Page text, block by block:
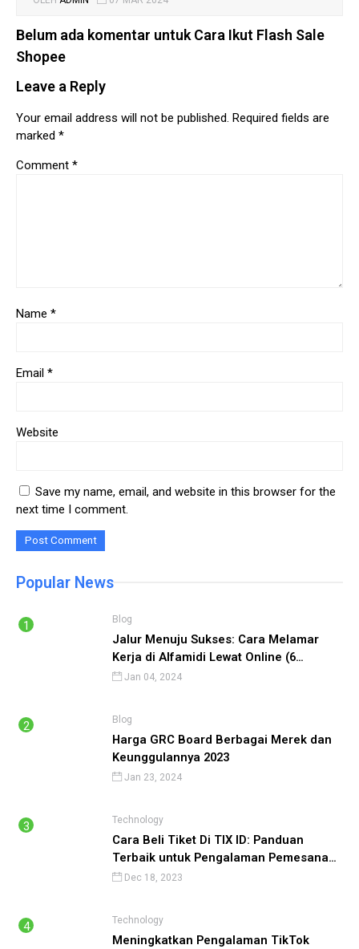
Belum ada komentar untuk Cara Ikut Flash Sale
Shopee
Leave a Reply
Your email address will not be published. Required fields are
marked *
Comment *
Name *
Email *
Website
Save my name, email, and website in this browser for the
next time I comment.
Popular News
Blog
Jalur Menuju Sukses: Cara Melamar
Kerja di Alfamidi Lewat Online (6
Langkah) Cepat Diterima!
Jan 04, 2024
Blog
Harga GRC Board Berbagai Merek dan
Keunggulannya 2023
Jan 23, 2024
Technology
Cara Beli Tiket Di TIX ID: Panduan
Terbaik untuk Pengalaman Pemesanan
Tiket yang Lancar
Dec 18, 2023
Technology
Meningkatkan Pengalaman TikTok